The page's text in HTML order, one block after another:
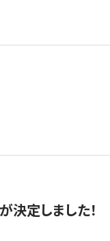
定しました！